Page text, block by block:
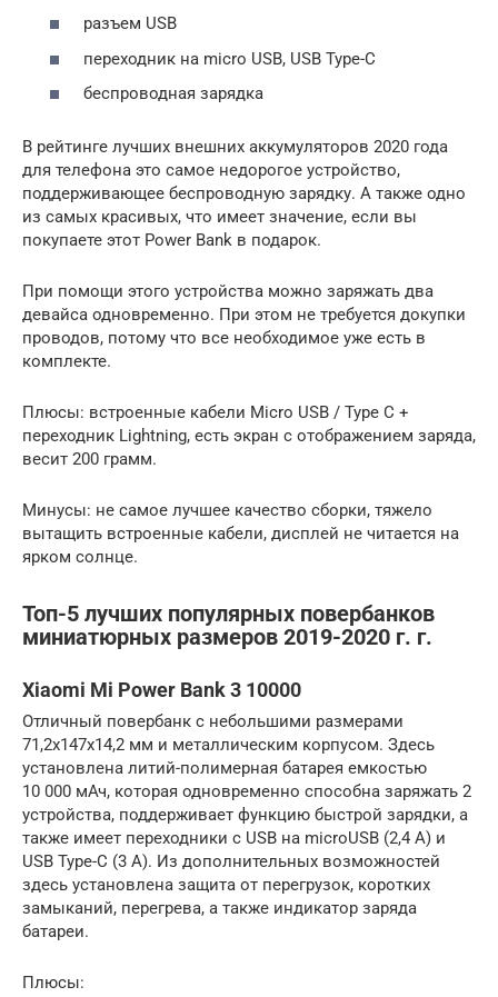
разъем USB
переходник на micro USB, USB Type-C
беспроводная зарядка
В рейтинге лучших внешних аккумуляторов 2020 года
для телефона это самое недорогое устройство,
поддерживающее беспроводную зарядку. А также одно
из самых красивых, что имеет значение, если вы
покупаете этот Power Bank в подарок.
При помощи этого устройства можно заряжать два
девайса одновременно. При этом не требуется докупки
проводов, потому что все необходимое уже есть в
комплекте.
Плюсы: встроенные кабели Micro USB / Type C +
переходник Lightning, есть экран с отображением заряда,
весит 200 грамм.
Минусы: не самое лучшее качество сборки, тяжело
вытащить встроенные кабели, дисплей не читается на
ярком солнце.
Топ-5 лучших популярных повербанков
миниатюрных размеров 2019-2020 г. г.
Xiaomi Mi Power Bank 3 10000
Отличный повербанк с небольшими размерами
71,2x147x14,2 мм и металлическим корпусом. Здесь
установлена литий-полимерная батарея емкостью
10 000 мАч, которая одновременно способна заряжать 2
устройства, поддерживает функцию быстрой зарядки, а
также имеет переходники с USB на microUSB (2,4 А) и
USB Type-C (3 А). Из дополнительных возможностей
здесь установлена защита от перегрузок, коротких
замыканий, перегрева, а также индикатор заряда
батареи.
Плюсы: